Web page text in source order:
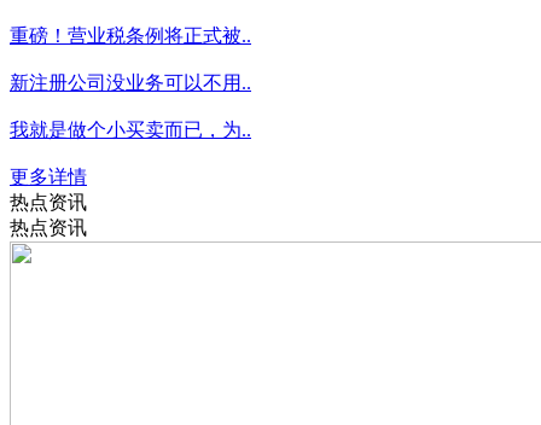
重磅！营业税条例将正式被..
新注册公司没业务可以不用..
我就是做个小买卖而已，为..
更多详情
热点资讯
热点资讯